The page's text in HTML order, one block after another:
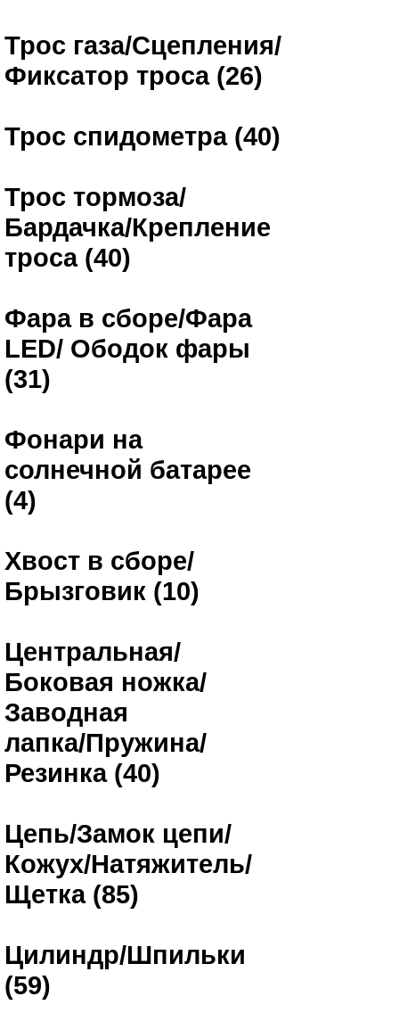
Трос газа/Сцепления/
Фиксатор троса (26)
Трос спидометра (40)
Трос тормоза/
Бардачка/Крепление
троса (40)
Фара в сборе/Фара
LED/ Ободок фары
(31)
Фонари на
солнечной батарее
(4)
Хвост в сборе/
Брызговик (10)
Центральная/
Боковая ножка/
Заводная
лапка/Пружина/
Резинка (40)
Цепь/Замок цепи/
Кожух/Натяжитель/
Щетка (85)
Цилиндр/Шпильки
(59)